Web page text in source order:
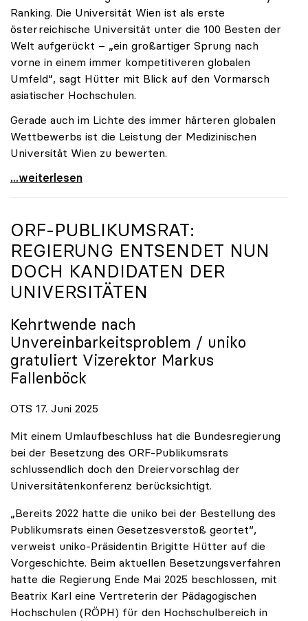
Ranking. Die Universität Wien ist als erste
österreichische Universität unter die 100 Besten der
Welt aufgerückt – „ein großartiger Sprung nach
vorne in einem immer kompetitiveren globalen
Umfeld“, sagt Hütter mit Blick auf den Vormarsch
asiatischer Hochschulen.
Gerade auch im Lichte des immer härteren globalen
Wettbewerbs ist die Leistung der Medizinischen
Universität Wien zu bewerten.
„Top-Rankingplätze heimischer Universitäten geben
...weiterlesen
ORF-PUBLIKUMSRAT:
REGIERUNG ENTSENDET NUN
DOCH KANDIDATEN DER
UNIVERSITÄTEN
Kehrtwende nach
Unvereinbarkeitsproblem / uniko
gratuliert Vizerektor Markus
Fallenböck
OTS 17. Juni 2025
Mit einem Umlaufbeschluss hat die Bundesregierung
bei der Besetzung des ORF-Publikumsrats
schlussendlich doch den Dreiervorschlag der
Universitätenkonferenz berücksichtigt.
„Bereits 2022 hatte die uniko bei der Bestellung des
Publikumsrats einen Gesetzesverstoß geortet“,
verweist uniko-Präsidentin Brigitte Hütter auf die
Vorgeschichte. Beim aktuellen Besetzungsverfahren
hatte die Regierung Ende Mai 2025 beschlossen, mit
Beatrix Karl eine Vertreterin der Pädagogischen
Hochschulen (RÖPH) für den Hochschulbereich in